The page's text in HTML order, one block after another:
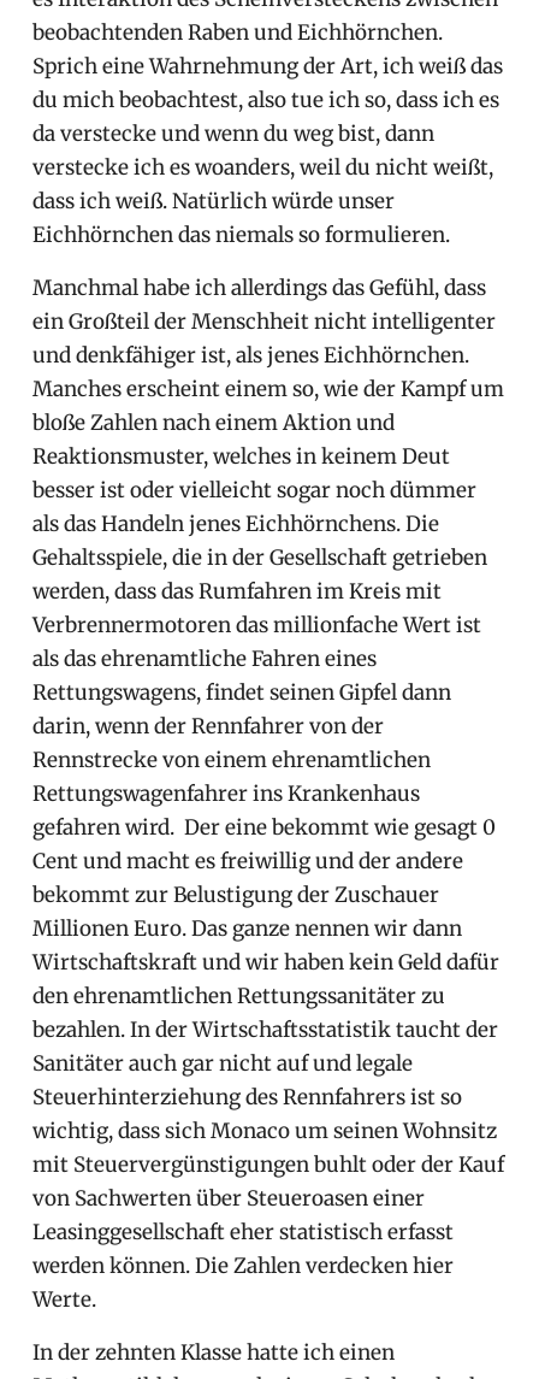
beobachtenden Raben und Eichhörnchen.
Sprich eine Wahrnehmung der Art, ich weiß das
du mich beobachtest, also tue ich so, dass ich es
da verstecke und wenn du weg bist, dann
verstecke ich es woanders, weil du nicht weißt,
dass ich weiß. Natürlich würde unser
Eichhörnchen das niemals so formulieren.
Manchmal habe ich allerdings das Gefühl, dass
ein Großteil der Menschheit nicht intelligenter
und denkfähiger ist, als jenes Eichhörnchen.
Manches erscheint einem so, wie der Kampf um
bloße Zahlen nach einem Aktion und
Reaktionsmuster, welches in keinem Deut
besser ist oder vielleicht sogar noch dümmer
als das Handeln jenes Eichhörnchens. Die
Gehaltsspiele, die in der Gesellschaft getrieben
werden, dass das Rumfahren im Kreis mit
Verbrennermotoren das millionfache Wert ist
als das ehrenamtliche Fahren eines
Rettungswagens, findet seinen Gipfel dann
darin, wenn der Rennfahrer von der
Rennstrecke von einem ehrenamtlichen
Rettungswagenfahrer ins Krankenhaus
gefahren wird. Der eine bekommt wie gesagt 0
Cent und macht es freiwillig und der andere
bekommt zur Belustigung der Zuschauer
Millionen Euro. Das ganze nennen wir dann
Wirtschaftskraft und wir haben kein Geld dafür
den ehrenamtlichen Rettungssanitäter zu
bezahlen. In der Wirtschaftsstatistik taucht der
Sanitäter auch gar nicht auf und legale
Steuerhinterziehung des Rennfahrers ist so
wichtig, dass sich Monaco um seinen Wohnsitz
mit Steuervergünstigungen buhlt oder der Kauf
von Sachwerten über Steueroasen einer
Leasinggesellschaft eher statistisch erfasst
werden können. Die Zahlen verdecken hier
Werte.
In der zehnten Klasse hatte ich einen